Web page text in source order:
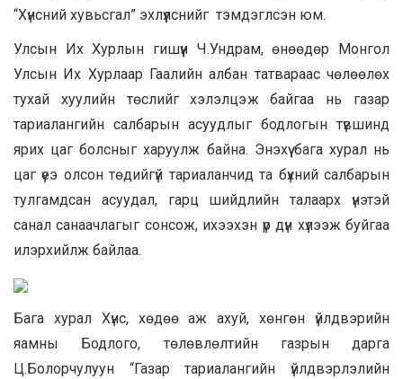
“Хүнсний хувьсгал” эхлүүлснийг тэмдэглсэн юм.
Улсын Их Хурлын гишүүн Ч.Ундрам, өнөөдөр Монгол
Улсын Их Хурлаар Гаалийн албан татвараас чөлөөлөх
тухай хуулийн төслийг хэлэлцэж байгаа нь газар
тариалангийн салбарын асуудлыг бодлогын түвшинд
ярих цаг болсныг харуулж байна. Энэхүү бага хурал нь
цаг үеэ олсон төдийгүй тариаланчид та бүхний салбарын
тулгамдсан асуудал, гарц шийдлийн талаарх үнэтэй
санал санаачлагыг сонсож, ихээхэн үр дүн хүлээж буйгаа
илэрхийлж байлаа.
Бага хурал Хүнс, хөдөө аж ахуй, хөнгөн үйлдвэрийн
яамны Бодлого, төлөвлөлтийн газрын дарга
Ц.Болорчулуун “Газар тариалангийн үйлдвэрлэлийн